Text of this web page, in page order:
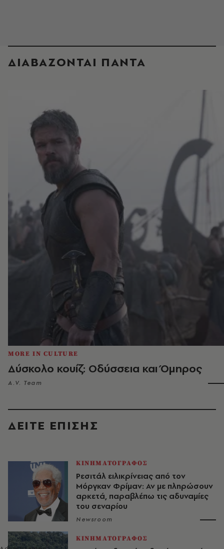
ΔΙΑΒΑΖΟΝΤΑΙ ΠΑΝΤΑ
MORE IN CULTURE
Δύσκολο κουίζ: Οδύσσεια και Όμηρος
A.V. Team
ΔΕΙΤΕ ΕΠΙΣΗΣ
ΚΙΝΗΜΑΤΟΓΡΑΦΟΣ
Ρεσιτάλ ειλικρίνειας από τον
Μόργκαν Φρίμαν: Αν με πληρώσουν
αρκετά, παραβλέπω τις αδυναμίες
του σεναρίου
Newsroom
ΚΙΝΗΜΑΤΟΓΡΑΦΟΣ